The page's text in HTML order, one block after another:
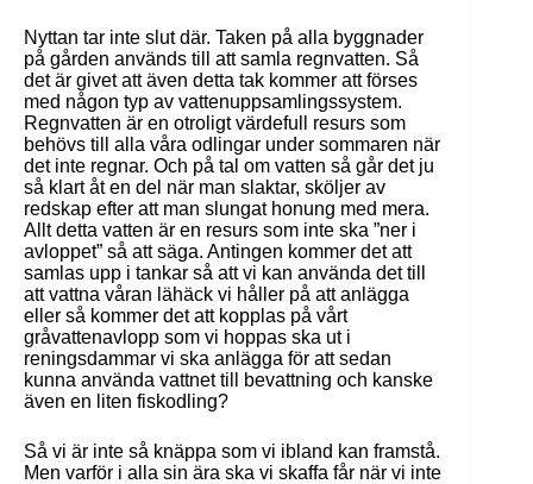
Nyttan tar inte slut där. Taken på alla byggnader
på gården används till att samla regnvatten. Så
det är givet att även detta tak kommer att förses
med någon typ av vattenuppsamlingssystem.
Regnvatten är en otroligt värdefull resurs som
behövs till alla våra odlingar under sommaren när
det inte regnar. Och på tal om vatten så går det ju
så klart åt en del när man slaktar, sköljer av
redskap efter att man slungat honung med mera.
Allt detta vatten är en resurs som inte ska ”ner i
avloppet” så att säga. Antingen kommer det att
samlas upp i tankar så att vi kan använda det till
att vattna våran lähäck vi håller på att anlägga
eller så kommer det att kopplas på vårt
gråvattenavlopp som vi hoppas ska ut i
reningsdammar vi ska anlägga för att sedan
kunna använda vattnet till bevattning och kanske
även en liten fiskodling?
Så vi är inte så knäppa som vi ibland kan framstå.
Men varför i alla sin ära ska vi skaffa får när vi inte